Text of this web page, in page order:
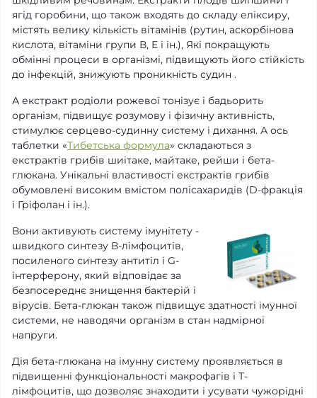
ягід горобини, що також входять до складу еліксиру,
містять велику кількість вітамінів (рутин, аскорбінова
кислота, вітаміни групи В, Е і ін.), Які покращують
обмінні процеси в організмі, підвищують його стійкість
до інфекцій, знижують проникність судин .
А екстракт родіоли рожевої тонізує і бадьорить
організм, підвищує розумову і фізичну активність,
стимулює серцево-судинну систему і дихання. А ось
таблетки «Тибетська формула» складаються з
екстрактів грибів шиітаке, майтаке, рейши і бета-
глюкана. Унікальні властивості екстрактів грибів
обумовлені високим вмістом полісахаридів (D-фракція
і Гріфолан і ін.).
Вони активують систему імунітету -
швидкого синтезу В-лімфоцитів,
посиленого синтезу антитіл і G-
інтерферону, який відповідає за
безпосереднє знищення бактерій і
вірусів. Бета-глюкан також підвищує здатності імунної
системи, не наводячи організм в стан надмірної
напруги.
Дія бета-глюкана на імунну систему проявляється в
підвищенні функціональності макрофагів і Т-
лімфоцитів, що дозволяє знаходити і усувати чужорідні